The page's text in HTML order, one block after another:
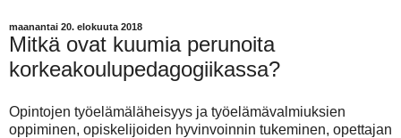
maanantai 20. elokuuta 2018
Mitkä ovat kuumia perunoita
korkeakoulupedagogiikassa?
Opintojen työelämäläheisyys ja työelämävalmiuksien
oppiminen, opiskelijoiden hyvinvoinnin tukeminen, opettajan